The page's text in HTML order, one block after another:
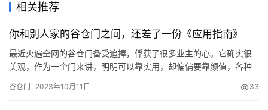
相关推荐
你和别人家的谷仓门之间，还差了一份《应用指南》
最近火遍全网的谷仓门备受追捧，俘获了很多业主的心。它确实很
美观，作为一个门来讲，明明可以靠实用，却偏偏要靠颜值，各种
值高啦、适用于各种门洞等等。 下面我们就来看看在各种场景下，
谷仓门 2023年10月11日 33